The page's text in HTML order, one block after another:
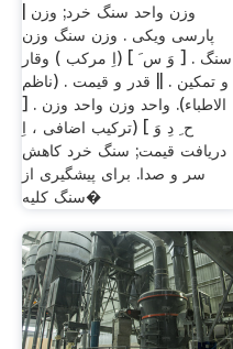
وزن واحد سنگ خرد; وزن |
پارسی ویکی . وزن سنگ وزن
سنگ . [ وَ س َ ] (اِ مرکب ) وقار
و تمکین . || قدر و قیمت . (ناظم
الاطباء). واحد وزن واحد وزن . [
ح ِ دِ وَ ] (ترکیب اضافی ، اِ
دریافت قیمت; سنگ خرد کاهش
سر و صدا. برای پیشگیری از
سنگ کلیه�